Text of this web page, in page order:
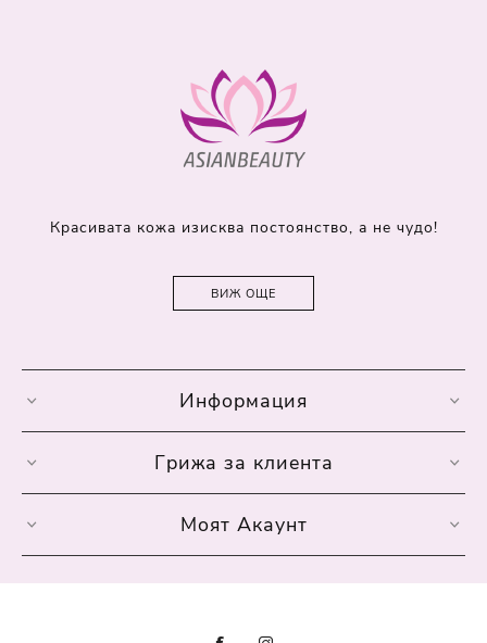
Красивата кожа изисква постоянство, а не чудо!
ВИЖ ОЩЕ
Информация
Грижа за клиента
Моят Акаунт